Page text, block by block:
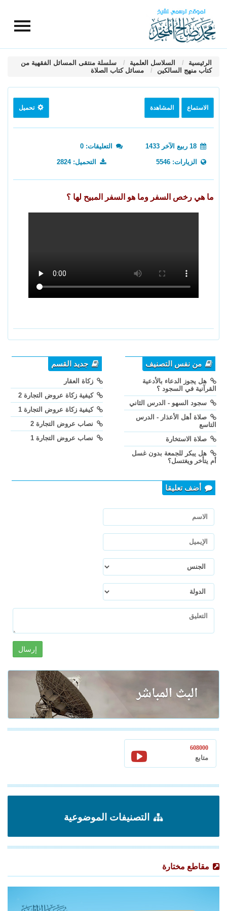
الرئيسية السلاسل العلمية
سلسلة منتقى المسائل الفقهية من
كتاب منهج السالكين
مسائل كتاب الصلاة
الاستماع المشاهدة تحميل
التعليقات: 0
الزيارات: 5546 التحميل: 2824
ما هي رخص السفر وما هو السفر المبيح لها ؟
من نفس التصنيف
هل يجوز الدعاء بالأدعية
القرآنية في السجود ؟
سجود السهو - الدرس الثاني
صلاة أهل الأعذار - الدرس
التاسع
صلاة الاستخارة
هل يبكر للجمعة بدون غسل
أم يتأخر ويغتسل؟
جديد القسم
زكاة العقار
كيفية زكاة عروض التجارة 2
كيفية زكاة عروض التجارة 1
نصاب عروض التجارة 2
نصاب عروض التجارة 1
أضف تعليقا
إرسال
608000
متابع
التصنيفات الموضوعية
مقاطع مختارة